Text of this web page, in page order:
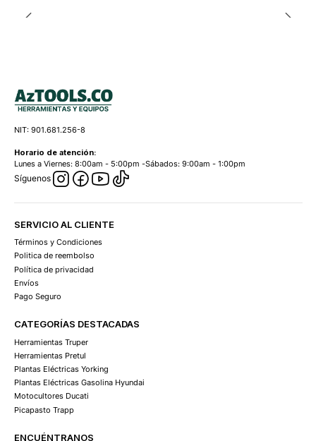
NIT: 901.681.256-8
Horario de atención:
Lunes a Viernes: 8:00am - 5:00pm -Sábados: 9:00am - 1:00pm
Síguenos
SERVICIO AL CLIENTE
Términos y Condiciones
Politica de reembolso
Política de privacidad
Envíos
Pago Seguro
CATEGORÍAS DESTACADAS
Herramientas Truper
Herramientas Pretul
Plantas Eléctricas Yorking
Plantas Eléctricas Gasolina Hyundai
Motocultores Ducati
Picapasto Trapp
ENCUÉNTRANOS